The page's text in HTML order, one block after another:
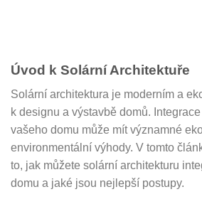
Úvod k Solární Architektuře
Solární architektura je moderním a
k designu a výstavbě domů.
vašeho domu může mít významné
environmentální výhody. V tomto
to, jak můžete solární architekturu
domu a jaké jsou nejlepší postupy.